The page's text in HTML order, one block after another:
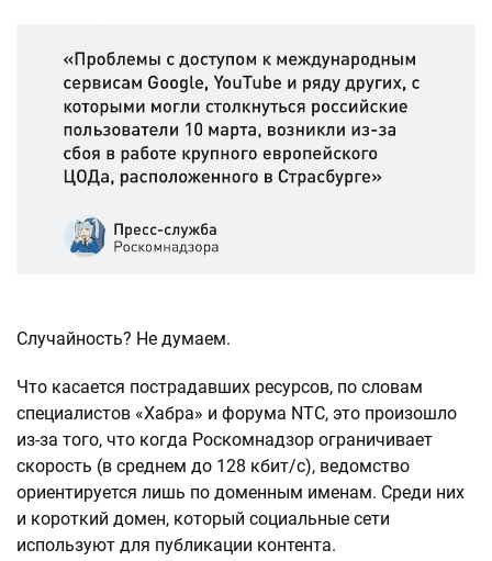
Случайность? Не думаем.
Что касается пострадавших ресурсов, по словам
специалистов «Хабра» и форума NTC, это произошло
из-за того, что когда Роскомнадзор ограничивает
скорость (в среднем до 128 кбит/с), ведомство
ориентируется лишь по доменным именам. Среди них
и короткий домен, который социальные сети
используют для публикации контента.